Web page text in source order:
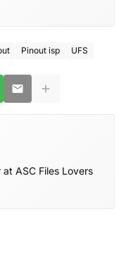
Pinout isp UFS
ASC Files Lovers